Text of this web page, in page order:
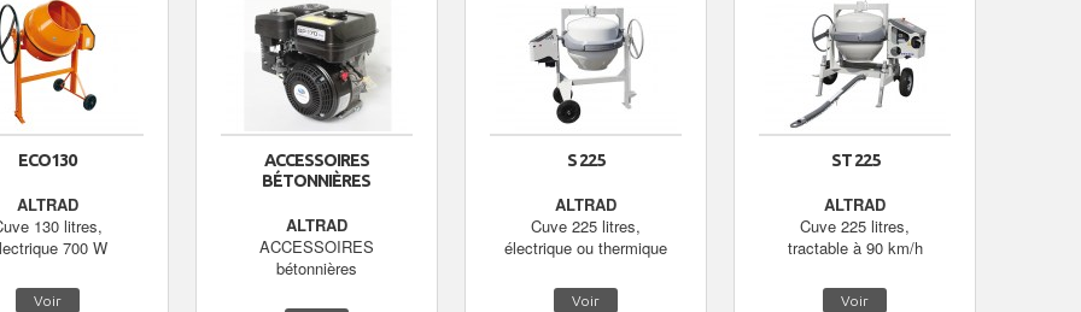
ECO130
ALTRAD
130 litres,
700 W
Voir
ACCESSOIRES
BÉTONNIÈRES
ALTRAD
ACCESSOIRES
bétonnières
S 225
ALTRAD
Cuve 225 litres,
électrique ou thermique
Voir
ST 225
ALTRAD
Cuve 225 litres,
tractable à 90 km/h
Voir